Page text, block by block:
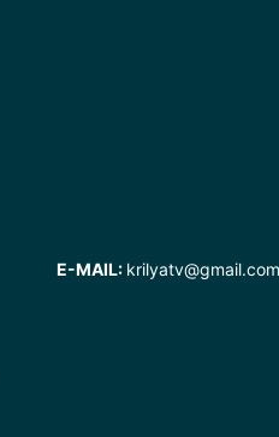
E-MAIL: krilyatv@gmail.com